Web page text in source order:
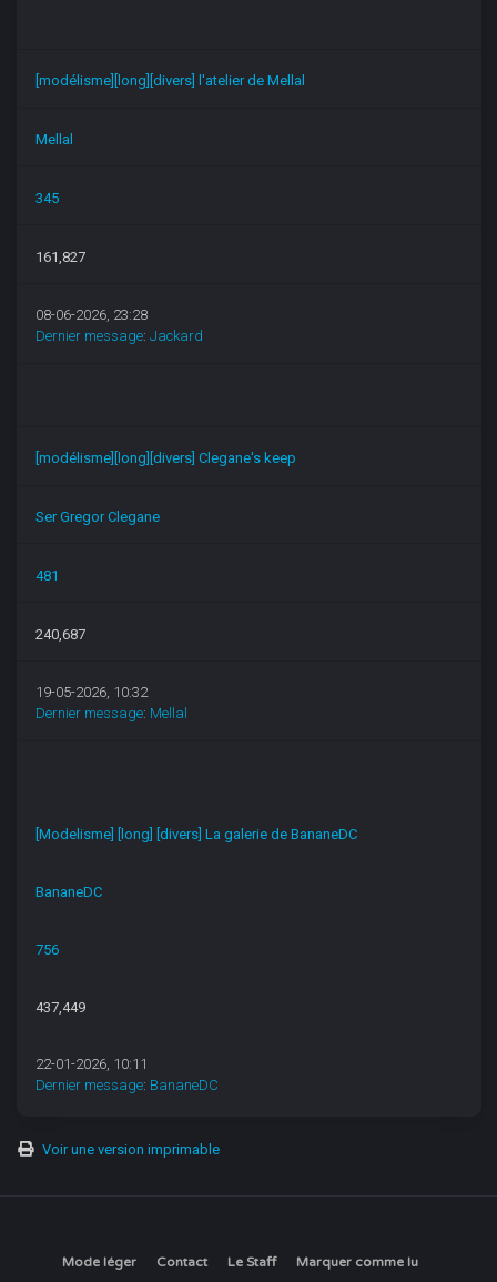
[modélisme][long][divers] l'atelier de Mellal
Mellal
345
161,827
08-06-2026, 23:28
Dernier message:Jackard
[modélisme][long][divers] Clegane's keep
Ser Gregor Clegane
481
240,687
19-05-2026, 10:32
Dernier message: Mellal
[Modelisme] [long] [divers] La galerie de BananeDC
BananeDC
756
437,449
22-01-2026, 10:11
Dernier message: BananeDC
Voir une version imprimable
Mode léger Contact Le Staff Marquer comme lu